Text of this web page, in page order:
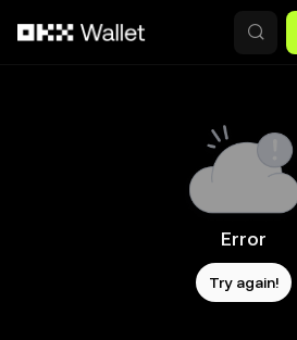
Error
Try again!